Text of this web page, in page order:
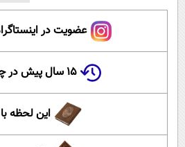
عضویت در
۱۵ سال پیش در چنین روزی
این لحظه